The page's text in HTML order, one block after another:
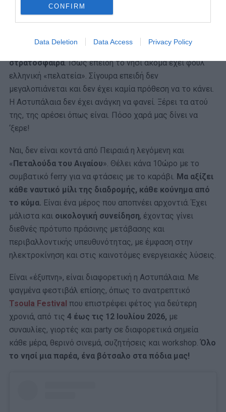
CONFIRM
Data Deletion Data Access Privacy Policy
Κι όλα αυτά τα ωραία και καλά που σου περιγράψαμε,
στρατόσφαιρα. Ίσως επειδή το νησί ακόμα έχει φουλ
ελληνική «πελατεία». Σίγουρα επειδή δεν
μεγαλοπιάνεται και δεν έχει καμία πρόθεση να το κάνει.
Η Αστυπάλαια δεν έχει ανάγκη να φανεί. Ξέρει τα ατού
της, της αρέσει όπως είναι. Πόσο χαρά μας δίνει να
‘ξερε!
Ναι, δεν είναι κοντά από Πειραιά η λεγόμενη και
«Πεταλούδα του Αιγαίου». Θέλει κάνα 10ώρο με το
συμβατικό ferry για να φτάσεις με το καράβι. Μα αξίζει
κάθε ναυτικό μίλι της διαδρομής, κάθε κούνημα από
το κύμα. Είναι ένα μέρος που αποπνέει αρχοντιά. Έχει
μάλιστα και οικολογική συνείδηση, έχοντας γίνει
διεθνές πρότυπο πράσινης μετάβασης και
περιβαλλοντικής υπευθυνότητας, με έμφαση στην
ηλεκτροκίνηση και στις καινοτόμες ενεργειακές λύσεις.
Είναι «έξυπνη», είναι διαφορετική η Αστυπάλαια. Με
ψαγμένα φεστιβάλ επίσης, όπως το ανατρεπτικό
Tsoula Festival που επιστρέφει φέτος για δεύτερη
χρονιά, από τις 4 έως τις 12 Ιουλίου 2026, με
συναυλίες, γιορτές και party σε διαφορετικά σημεία
κάθε μέρα, θερινό σινεμά, συζητήσεις και workshop.Όλο
το νησί μια παρέα, ένα βότσαλο στα πόδια μας!